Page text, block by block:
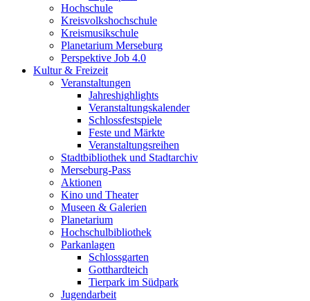
Hochschule
Kreisvolkshochschule
Kreismusikschule
Planetarium Merseburg
Perspektive Job 4.0
Kultur & Freizeit
Veranstaltungen
Jahreshighlights
Veranstaltungskalender
Schlossfestspiele
Feste und Märkte
Veranstaltungsreihen
Stadtbibliothek und Stadtarchiv
Merseburg-Pass
Aktionen
Kino und Theater
Museen & Galerien
Planetarium
Hochschulbibliothek
Parkanlagen
Schlossgarten
Gotthardteich
Tierpark im Südpark
Jugendarbeit